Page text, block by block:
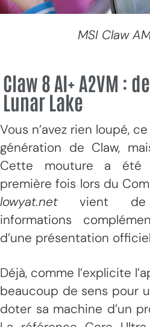
MSI Claw
Claw 8 AI+ A2VM :
Lunar Lake
Vous n’avez rien loupé,
génération de Claw,
Cette mouture a été
première fois lors du
lowyat.net vient de
informations
d’une présentation
Déjà, comme l’explicite
beaucoup de sens pour
doter sa machine d’un